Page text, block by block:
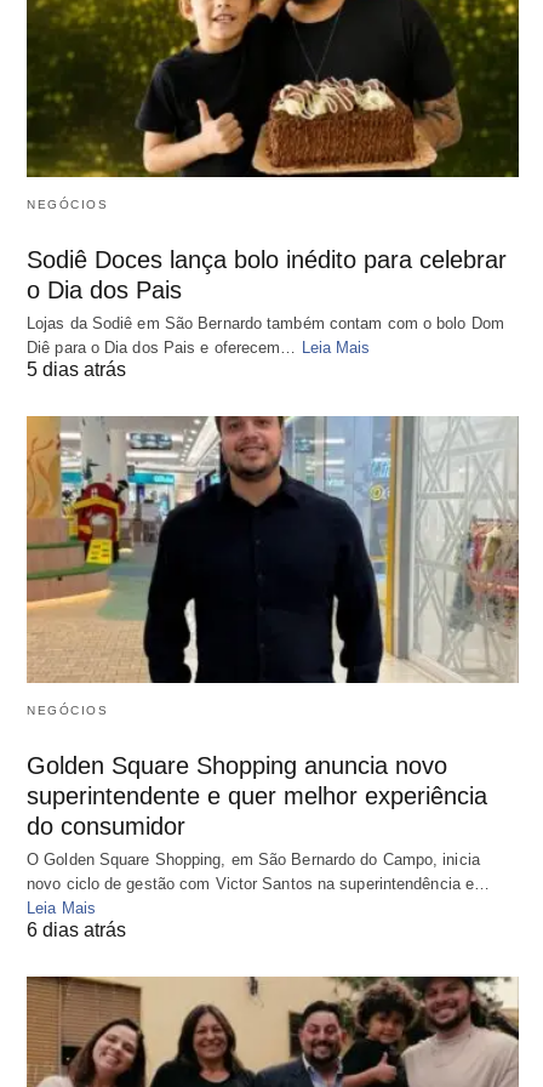
NEGÓCIOS
Sodiê Doces lança bolo inédito para celebrar
o Dia dos Pais
Lojas da Sodiê em São Bernardo também contam com o bolo Dom
Diê para o Dia dos Pais e oferecem… Leia Mais
5 dias atrás
NEGÓCIOS
Golden Square Shopping anuncia novo
superintendente e quer melhor experiência
do consumidor
O Golden Square Shopping, em São Bernardo do Campo, inicia
novo ciclo de gestão com Victor Santos na superintendência e…
Leia Mais
6 dias atrás